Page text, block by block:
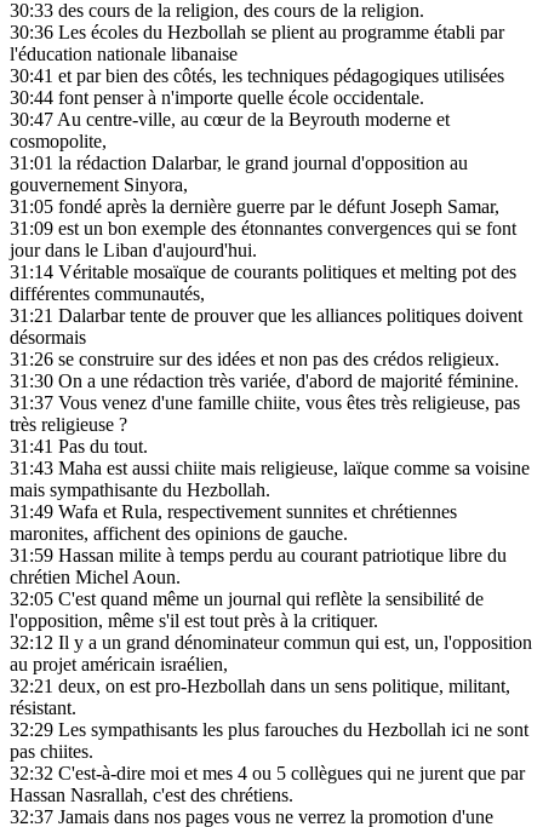
30:33 des cours de la religion, des cours de la religion.
30:36 Les écoles du Hezbollah se plient au programme établi par
l'éducation nationale libanaise
30:41 et par bien des côtés, les techniques pédagogiques utilisées
30:44 font penser à n'importe quelle école occidentale.
30:47Au centre-ville, au cœur de la Beyrouth moderne et
cosmopolite,
31:01 la rédaction Dalarbar, le grand journal d'opposition au
gouvernement Sinyora,
31:05 fondé après la dernière guerre par le défunt Joseph Samar,
31:09 est un bon exemple des étonnantes convergences qui se font
jour dans le Liban d'aujourd'hui.
31:14 Véritable mosaïque de courants politiques et melting pot des
différentes communautés,
31:21 Dalarbar tente de prouver que les alliances politiques doivent
désormais
31:26 se construire sur des idées et non pas des crédos religieux.
31:30 On a une rédaction très variée, d'abord de majorité féminine.
31:37 Vous venez d'une famille chiite, vous êtes très religieuse, pas
très religieuse ?
31:41 Pas du tout.
31:43 Maha est aussi chiite mais religieuse, laïque comme sa voisine
mais sympathisante du Hezbollah.
31:49 Wafa et Rula, respectivement sunnites et chrétiennes
maronites, affichent des opinions de gauche.
31:59 Hassan milite à temps perdu au courant patriotique libre du
chrétien Michel Aoun.
32:05 C'est quand même un journal qui reflète la sensibilité de
l'opposition, même s'il est tout près à la critiquer.
32:12 Il y a un grand dénominateur commun qui est, un, l'opposition
au projet américain israélien,
32:21 deux, on est pro-Hezbollah dans un sens politique, militant,
résistant.
32:29 Les sympathisants les plus farouches du Hezbollah ici ne sont
pas chiites.
32:32 C'est-à-dire moi et mes 4 ou 5 collègues qui ne jurent que par
Hassan Nasrallah, c'est des chrétiens.
32:37 Jamais dans nos pages vous ne verrez la promotion d'une